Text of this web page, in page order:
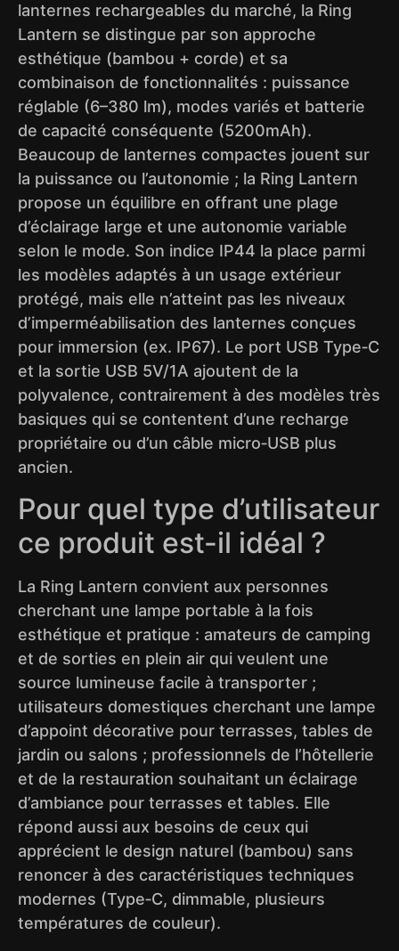
lanternes rechargeables du marché, la Ring
Lantern se distingue par son approche
esthétique (bambou + corde) et sa
combinaison de fonctionnalités : puissance
réglable (6–380 lm), modes variés et batterie
de capacité conséquente (5200mAh).
Beaucoup de lanternes compactes jouent sur
la puissance ou l’autonomie ; la Ring Lantern
propose un équilibre en offrant une plage
d’éclairage large et une autonomie variable
selon le mode. Son indice IP44 la place parmi
les modèles adaptés à un usage extérieur
protégé, mais elle n’atteint pas les niveaux
d’imperméabilisation des lanternes conçues
pour immersion (ex. IP67). Le port USB Type‑C
et la sortie USB 5V/1A ajoutent de la
polyvalence, contrairement à des modèles très
basiques qui se contentent d’une recharge
propriétaire ou d’un câble micro‑USB plus
ancien.
Pour quel type d’utilisateur
ce produit est-il idéal ?
La Ring Lantern convient aux personnes
cherchant une lampe portable à la fois
esthétique et pratique : amateurs de camping
et de sorties en plein air qui veulent une
source lumineuse facile à transporter ;
utilisateurs domestiques cherchant une lampe
d’appoint décorative pour terrasses, tables de
jardin ou salons ; professionnels de l’hôtellerie
et de la restauration souhaitant un éclairage
d’ambiance pour terrasses et tables. Elle
répond aussi aux besoins de ceux qui
apprécient le design naturel (bambou) sans
renoncer à des caractéristiques techniques
modernes (Type‑C, dimmable, plusieurs
températures de couleur).